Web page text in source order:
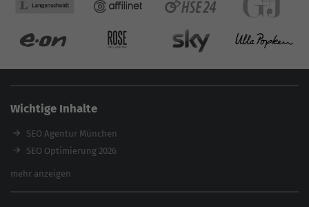
Wichtige Inhalte
SEO Agentur München
SEO Optimierung 2026
Backlink-Audit 2026
mehr anzeigen